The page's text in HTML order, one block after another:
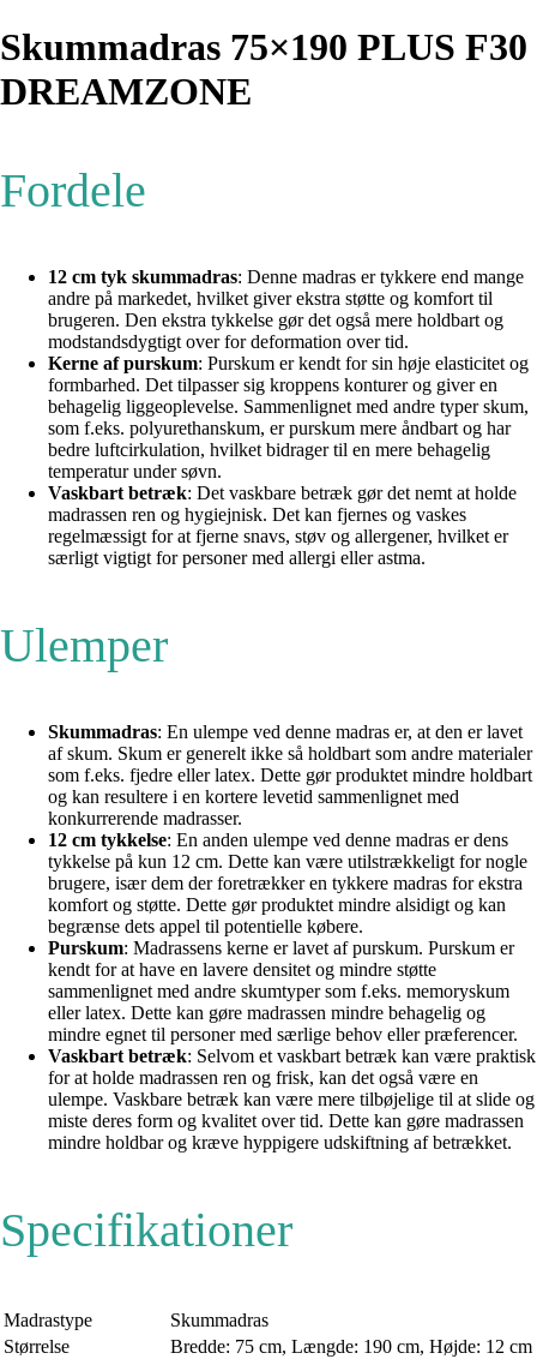
Skummadras 75×190 PLUS F30
DREAMZONE
Fordele
12 cm tyk skummadras: Denne madras er tykkere end mange
andre på markedet, hvilket giver ekstra støtte og komfort til
brugeren. Den ekstra tykkelse gør det også mere holdbart og
modstandsdygtigt over for deformation over tid.
Kerne af purskum: Purskum er kendt for sin høje elasticitet og
formbarhed. Det tilpasser sig kroppens konturer og giver en
behagelig liggeoplevelse. Sammenlignet med andre typer skum,
som f.eks. polyurethanskum, er purskum mere åndbart og har
bedre luftcirkulation, hvilket bidrager til en mere behagelig
temperatur under søvn.
Vaskbart betræk: Det vaskbare betræk gør det nemt at holde
madrassen ren og hygiejnisk. Det kan fjernes og vaskes
regelmæssigt for at fjerne snavs, støv og allergener, hvilket er
særligt vigtigt for personer med allergi eller astma.
Ulemper
Skummadras: En ulempe ved denne madras er, at den er lavet
af skum. Skum er generelt ikke så holdbart som andre materialer
som f.eks. fjedre eller latex. Dette gør produktet mindre holdbart
og kan resultere i en kortere levetid sammenlignet med
konkurrerende madrasser.
12 cm tykkelse: En anden ulempe ved denne madras er dens
tykkelse på kun 12 cm. Dette kan være utilstrækkeligt for nogle
brugere, især dem der foretrækker en tykkere madras for ekstra
komfort og støtte. Dette gør produktet mindre alsidigt og kan
begrænse dets appel til potentielle købere.
Purskum: Madrassens kerne er lavet af purskum. Purskum er
kendt for at have en lavere densitet og mindre støtte
sammenlignet med andre skumtyper som f.eks. memoryskum
eller latex. Dette kan gøre madrassen mindre behagelig og
mindre egnet til personer med særlige behov eller præferencer.
Vaskbart betræk: Selvom et vaskbart betræk kan være praktisk
for at holde madrassen ren og frisk, kan det også være en
ulempe. Vaskbare betræk kan være mere tilbøjelige til at slide og
miste deres form og kvalitet over tid. Dette kan gøre madrassen
mindre holdbar og kræve hyppigere udskiftning af betrækket.
Specifikationer
Madrastype
Skummadras
Størrelse
Bredde: 75 cm, Længde: 190 cm, Højde: 12 cm